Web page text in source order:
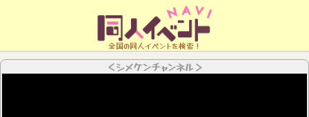
全国の同人イベントを検索！
＜シメケンチャンネル＞